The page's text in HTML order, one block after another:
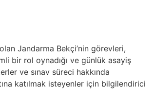
Jandarma Bekçi’nin görevleri,
bir rol oynadığı ve günlük asayiş
ve sınav süreci hakkında
katılmak isteyenler için bilgilendirici